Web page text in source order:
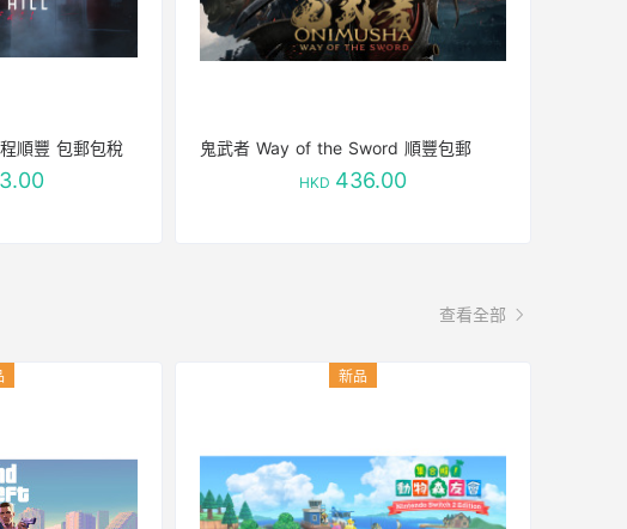
順豐 包郵包稅 鬼武者 Way of the Sword 順豐包郵
HKD 436.00
查看全部